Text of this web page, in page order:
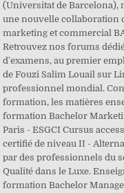
(Universitat de
une nouvelle collaboration
marketing et commercial
Retrouvez nos forums
d'examens, au premier
de Fouzi Salim Louail sur
professionnel mondial.
formation, les matières
formation Bachelor
Paris - ESGCI Cursus
certifié de niveau II -
par des professionnels du
Qualité dans le Luxe.
formation Bachelor